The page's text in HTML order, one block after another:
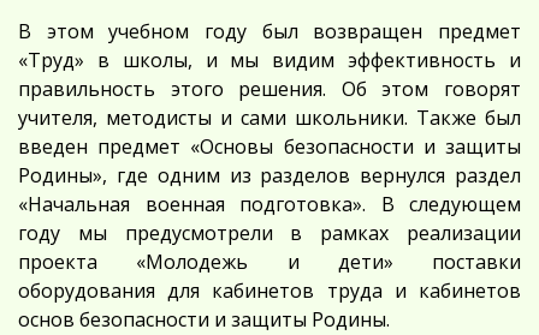
В этом учебном году был возвращен предмет
«Труд» в школы, и мы видим эффективность и
правильность этого решения. Об этом говорят
учителя, методисты и сами школьники. Также был
введен предмет «Основы безопасности и защиты
Родины», где одним из разделов вернулся раздел
«Начальная военная подготовка». В следующем
году мы предусмотрели в рамках реализации
проекта «Молодежь и дети» поставки
оборудования для кабинетов труда и кабинетов
основ безопасности и защиты Родины.